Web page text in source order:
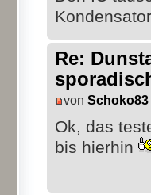
Re:
von Schoko83
Ok, das
bis hierhin